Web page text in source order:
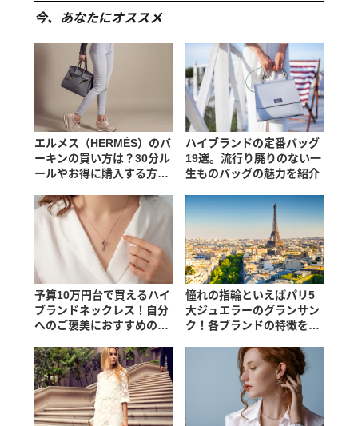
今、あなたにオススメ
エルメス（HERMÈS）のバ
ーキンの買い方は？30分ル
ールやお得に購入する方法
ハイブランドの定番バッグ
19選。流行り廃りのない一
生ものバッグの魅力を紹介
予算10万円台で買えるハイ
ブランドネックレス！自分
へのご褒美におすすめのジ
憧れの指輪といえばパリ5
大ジュエラーのグランサン
ク！各ブランドの特徴を紹